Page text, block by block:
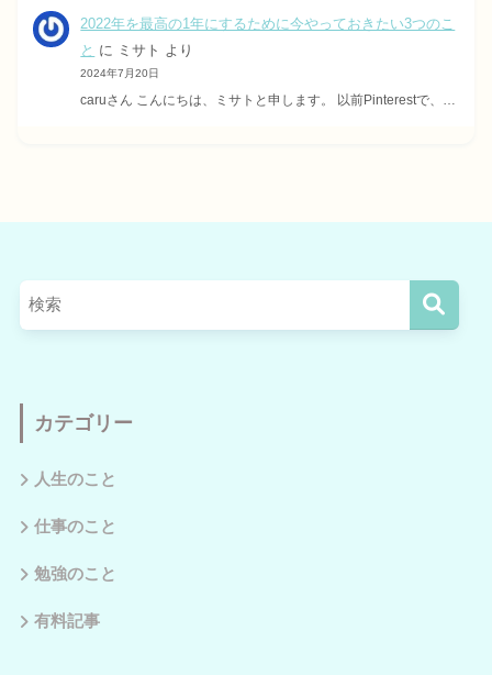
2022年を最高の1年にするために今やっておきたい3つのこ
と に ミサト より
2024年7月20日
caruさん こんにちは、ミサトと申します。 以前Pinterestで、…
カテゴリー
人生のこと
仕事のこと
勉強のこと
有料記事